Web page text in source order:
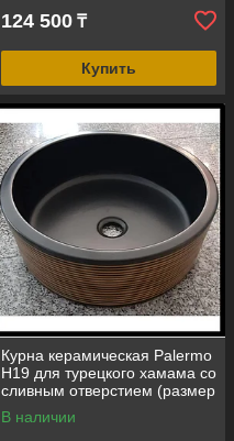
124 500 ₸
Купить
Курна керамическая Palermo
H19 для турецкого хамама со
сливным отверстием (размер
= 410 мм)
В наличии